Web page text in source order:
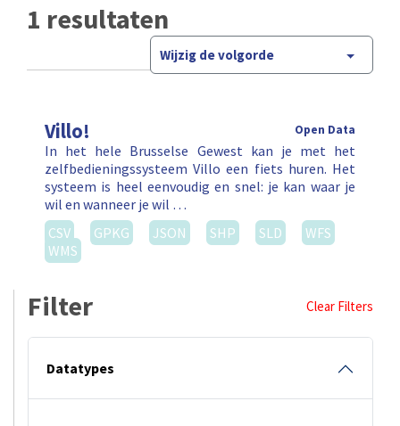
1 resultaten
Wijzig de volgorde
Villo! Open Data
In het hele Brusselse Gewest kan je met het
zelfbedieningssysteem Villo een fiets huren. Het
systeem is heel eenvoudig en snel: je kan waar je
wil en wanneer je wil …
CSV
GPKG JSON SHP SLD
WFS
WMS
Filter Clear Filters
Datatypes